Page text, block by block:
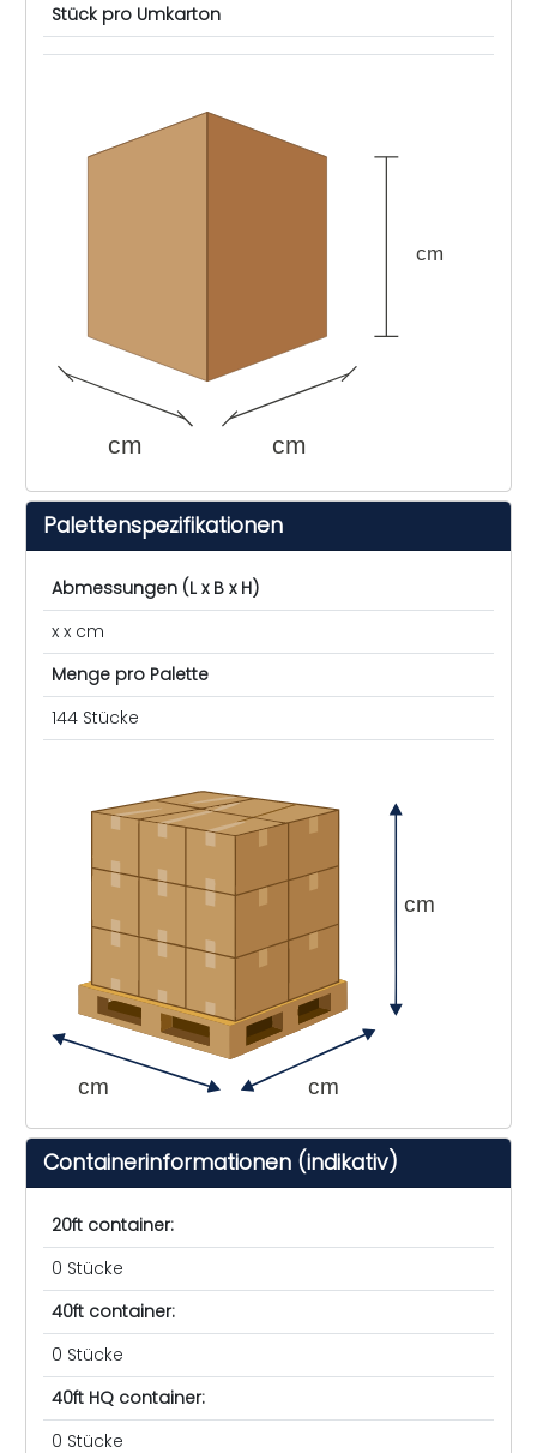
Stück pro Umkarton
cm cm
cm
Palettenspezifikationen
Abmessungen (L x B x H)
x x cm
Menge pro Palette
144 Stücke
cm cm
cm
Containerinformationen (indikativ)
20ft container:
0 Stücke
40ft container:
0 Stücke
40ft HQ container:
0 Stücke